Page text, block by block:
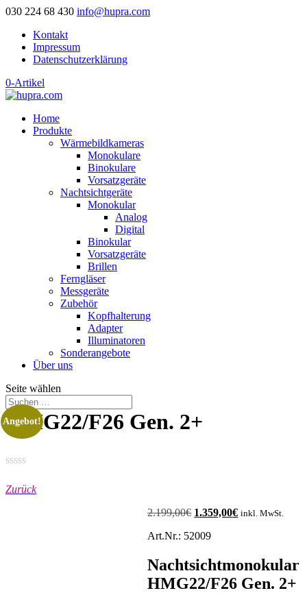
030 224 68 430 info@hupra.com
Kontakt
Impressum
Datenschutzerklärung
0-Artikel
Home
Produkte
Wärmebildkameras
Monokulare
Binokulare
Vorsatzgeräte
Nachtsichtgeräte
Monokular
Analog
Digital
Binokular
Vorsatzgeräte
Brillen
Ferngläser
Messgeräte
Zubehör
Kopfhalterung
Adapter
Illuminatoren
Sonderangebote
Über uns
Seite wählen
HMG22/F26 Gen. 2+
Zurück
Angebot!
2.199,00€ Ursprünglicher
war:
1.359,00€ Aktueller
inkl. MwSt.
Art.Nr.: 52009
Nachtsichtmonokular
HMG22/F26 Gen. 2+